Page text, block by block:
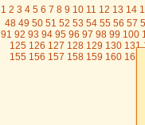
1 2 3 4 5 6 7 8 9 10 11 12 13 14
48 49 50 51 52 53 54 55 56 57
91 92 93 94 95 96 97 98 99 100
125 126 127 128 129 130 131
155 156 157 158 159 160 161